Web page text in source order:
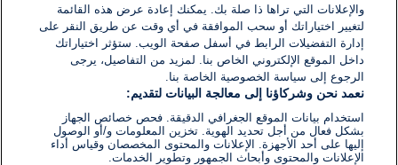
والإعلانات التي تراها ذا صلة بك. يمكنك إعادة عرض هذه القائمة
لتغيير اختياراتك أو سحب الموافقة في أي وقت عن طريق النقر على
إدارة التفضيلات الرابط في أسفل صفحة الويب. ستؤثر اختياراتك
داخل الموقع الإلكتروني الخاص بنا. لمزيد من التفاصيل، يرجى
الرجوع إلى سياسة الخصوصية الخاصة بنا.
نعمد نحن وشركاؤنا إلى معالجة البيانات لتقديم:
استخدام بيانات الموقع الجغرافي الدقيقة. فحص خصائص الجهاز
بشكل فعال من أجل تحديد الهوية. تخزين المعلومات و/أو الوصول
إليها على أحد الأجهزة. الإعلانات والمحتوى المخصصان وقياس أداء
الإعلانات والمحتوى وأبحاث الجمهور وتطوير الخدمات.